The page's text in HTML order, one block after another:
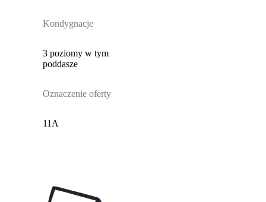
Kondygnacje
3 poziomy w tym
poddasze
Oznaczenie oferty
11A